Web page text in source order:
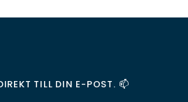
TILL DIN E-POST. 📫